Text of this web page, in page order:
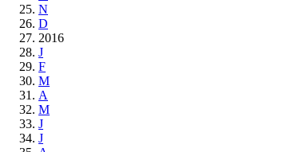
N
D
2016
J
F
M
A
M
J
J